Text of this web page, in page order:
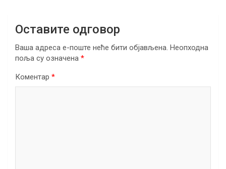
Оставите одговор
Ваша адреса е-поште неће бити објављена. Неопходна
поља су означена *
Коментар *